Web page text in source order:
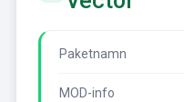
Paketnamn
MOD-info